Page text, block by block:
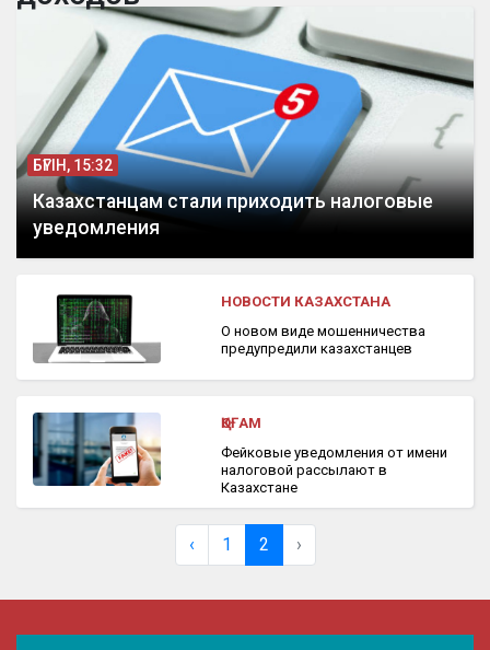
БҮГІН, 15:32
Казахстанцам стали приходить налоговые
уведомления
НОВОСТИ КАЗАХСТАНА
О новом виде мошенничества
предупредили казахстанцев
ҚОҒАМ
Фейковые уведомления от имени
налоговой рассылают в
Казахстане
‹ 1 2 ›